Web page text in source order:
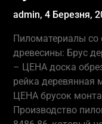
admin,4 Березня,
Пиломатериалы со
древесины: Брус
– ЦЕНА доска
рейка деревянная
ЦЕНА брусок
Производство